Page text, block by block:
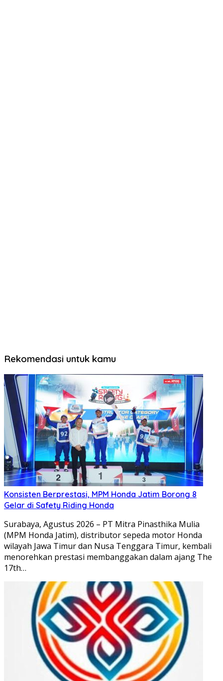
Rekomendasi untuk kamu
Konsisten Berprestasi, MPM Honda Jatim Borong 8
Gelar di Safety Riding Honda
Surabaya, Agustus 2026 – PT Mitra Pinasthika Mulia
(MPM Honda Jatim), distributor sepeda motor Honda
wilayah Jawa Timur dan Nusa Tenggara Timur, kembali
menorehkan prestasi membanggakan dalam ajang The
17th…